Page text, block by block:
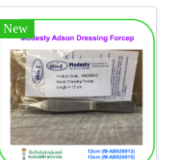
New